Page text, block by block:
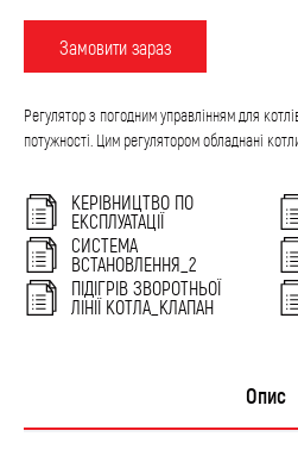
Замовити зараз
Регулятор з погодним управлінням для
потужності. Цим регулятором обладнані
КЕРІВНИЦТВО ПО
ЕКСПЛУАТАЦІЇ
СИСТЕМА
ВСТАНОВЛЕННЯ_2
ПІДІГРІВ ЗВОРОТНЬОЇ
ЛІНІЇ КОТЛА_КЛАПАН
Опис